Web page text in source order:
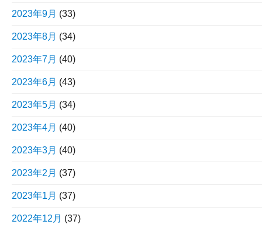
2023年9月 (33)
2023年8月 (34)
2023年7月 (40)
2023年6月 (43)
2023年5月 (34)
2023年4月 (40)
2023年3月 (40)
2023年2月 (37)
2023年1月 (37)
2022年12月 (37)